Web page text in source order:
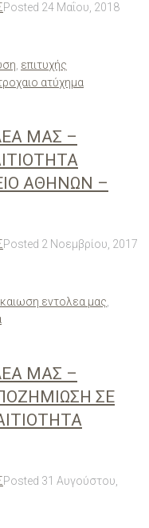
Posted 24 Μαΐου, 2018
επιτυχής
ατύχημα
ΜΑΣ –
ΑΘΗΝΩΝ –
Posted 2 Νοεμβρίου, 2017
εντολεα μας
ΜΑΣ –
ΣΕ
Posted 31 Αυγούστου,